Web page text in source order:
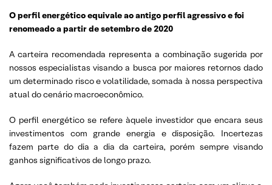
O perfil energético equivale ao antigo perfil agressivo e foi
renomeado a partir de setembro de 2020
A carteira recomendada representa a combinação sugerida por
nossos especialistas visando a busca por maiores retornos dado
um determinado risco e volatilidade, somada à nossa perspectiva
atual do cenário macroeconômico.
O perfil energético se refere àquele investidor que encara seus
investimentos com grande energia e disposição. Incertezas
fazem parte do dia a dia da carteira, porém sempre visando
ganhos significativos de longo prazo.